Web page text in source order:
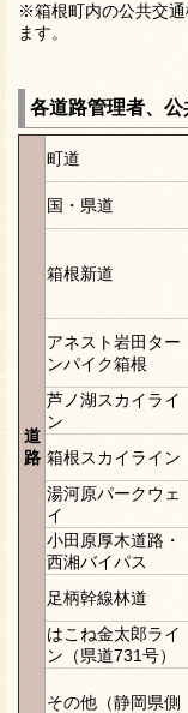
※箱根町内の公共交通
ます。
各道路管理者、
道
路
町道
国・県道
箱根新道
アネスト岩田ター
ンパイク箱根
芦ノ湖スカイライ
ン
箱根スカイライン
湯河原パークウェ
イ
小田原厚木道路・
西湘バイパス
足柄幹線林道
はこね金太郎ライ
ン（県道731号）
その他（静岡県側